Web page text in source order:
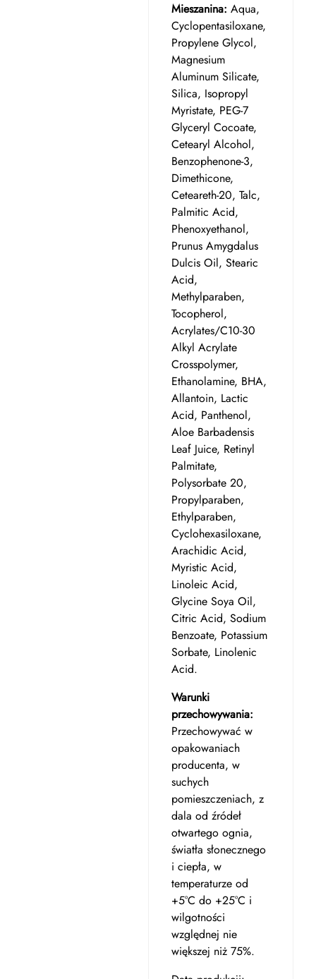
Mieszanina: Aqua,
Cyclopentasiloxane,
Propylene Glycol,
Magnesium
Aluminum Silicate,
Silica, Isopropyl
Myristate, PEG-7
Glyceryl Cocoate,
Cetearyl Alcohol,
Benzophenone-3,
Dimethicone,
Ceteareth-20, Talc,
Palmitic Acid,
Phenoxyethanol,
Prunus Amygdalus
Dulcis Oil, Stearic
Acid,
Methylparaben,
Tocopherol,
Acrylates/C10-30
Alkyl Acrylate
Crosspolymer,
Ethanolamine, BHA,
Allantoin, Lactic
Acid, Panthenol,
Aloe Barbadensis
Leaf Juice, Retinyl
Palmitate,
Polysorbate 20,
Propylparaben,
Ethylparaben,
Cyclohexasiloxane,
Arachidic Acid,
Myristic Acid,
Linoleic Acid,
Glycine Soya Oil,
Citric Acid, Sodium
Benzoate, Potassium
Sorbate, Linolenic
Acid.
Warunki
przechowywania:
Przechowywać w
opakowaniach
producenta, w
suchych
pomieszczeniach, z
dala od źródeł
otwartego ognia,
światła słonecznego
i ciepła, w
temperaturze od
+5°C do +25°C i
wilgotności
względnej nie
większej niż 75%.